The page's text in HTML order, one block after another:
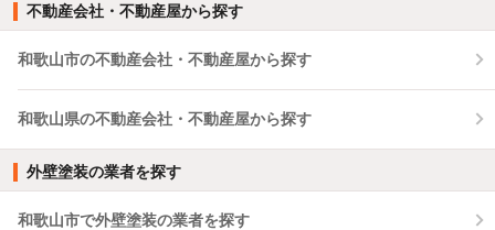
不動産会社・不動産屋から探す
和歌山市の不動産会社・不動産屋から探す
和歌山県の不動産会社・不動産屋から探す
外壁塗装の業者を探す
和歌山市で外壁塗装の業者を探す